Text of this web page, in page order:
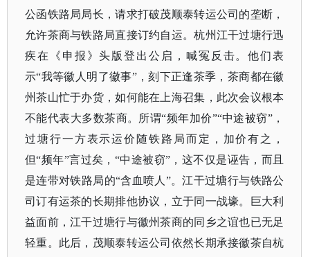
公函铁路局局长，请求打破茂顺泰转运公司的垄断，
允许茶商与铁路局直接订约自运。杭州江干过塘行迅
疾在《申报》头版登出公启，喊冤反击。他们表
示“我等徽人明了徽事”，刻下正逢茶季，茶商都在徽
州茶山忙于办货，如何能在上海召集，此次会议根本
不能代表大多数茶商。所谓“频年加价”“中途被窃”，
过塘行一方表示运价随铁路局而定，加价有之，
但“频年”言过矣，“中途被窃”，这不仅是诬告，而且
是连带对铁路局的“含血喷人”。江干过塘行与铁路公
司订有运茶的长期排他协议，立于同一战壕。巨大利
益面前，江干过塘行与徽州茶商的同乡之谊也已无足
轻重。此后，茂顺泰转运公司依然长期承接徽茶自杭